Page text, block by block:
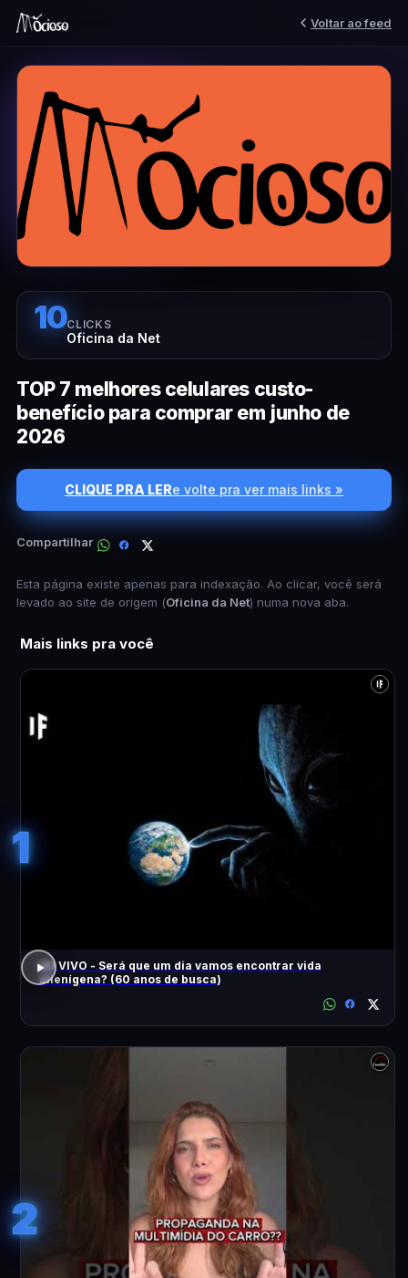
Voltar ao feed
10CLICKS
Oficina da Net
TOP 7 melhores celulares custo-
benefício para comprar em junho de
2026
CLIQUE PRA LERe volte pra ver mais links »
Compartilhar
Esta página existe apenas para indexação. Ao clicar, você será
levado ao site de origem (Oficina da Net) numa nova aba.
Mais links pra você
1
AO VIVO - Será que um dia vamos encontrar vida
alienígena? (60 anos de busca)
2